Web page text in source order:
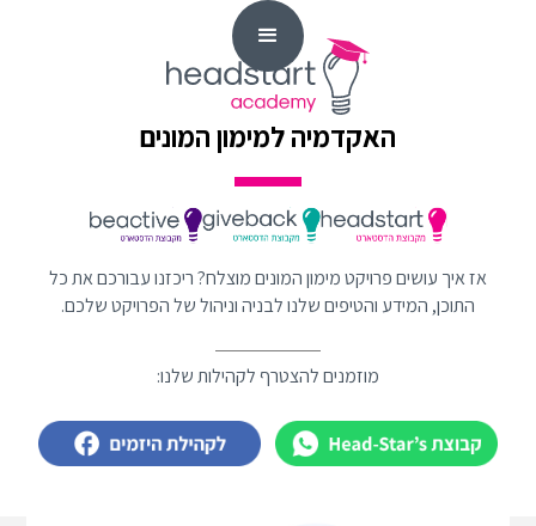
האקדמיה למימון המונים
אז איך עושים פרויקט מימון המונים מוצלח? ריכזנו עבורכם את כל
התוכן, המידע והטיפים שלנו לבניה וניהול של הפרויקט שלכם.
מוזמנים להצטרף לקהילות שלנו: